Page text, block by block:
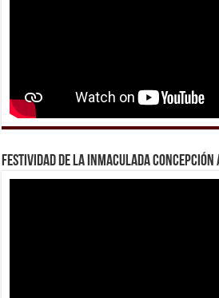
Festividad de la Inmaculada Concepción